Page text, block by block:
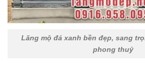
Lăng mộ đá xanh bền đẹp, sang
phong thuỷ